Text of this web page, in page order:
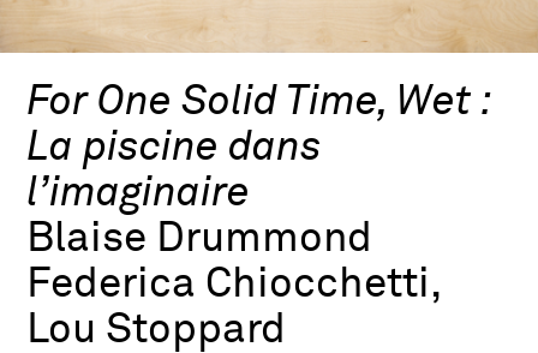
For One Solid Time, Wet :
La piscine dans
l’imaginaire
Blaise Drummond
Federica Chiocchetti,
Lou Stoppard